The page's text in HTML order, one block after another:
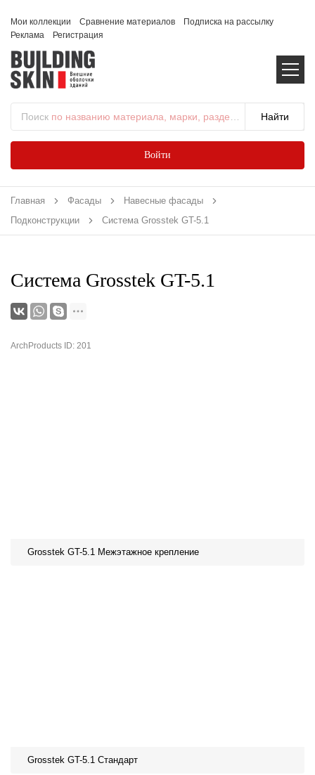
Мои коллекции Сравнение материалов
Подписка на рассылку
Реклама
Регистрация
Поиск по названию материала, марки, раздела...
Войти
Главная Фасады
Навесные фасады
Подконструкции
Система Grosstek GT-5.1
Система Grosstek GT-5.1
ArchProducts ID: 201
Grosstek GT-5.1 Межэтажное крепление
Grosstek GT-5.1 Стандарт